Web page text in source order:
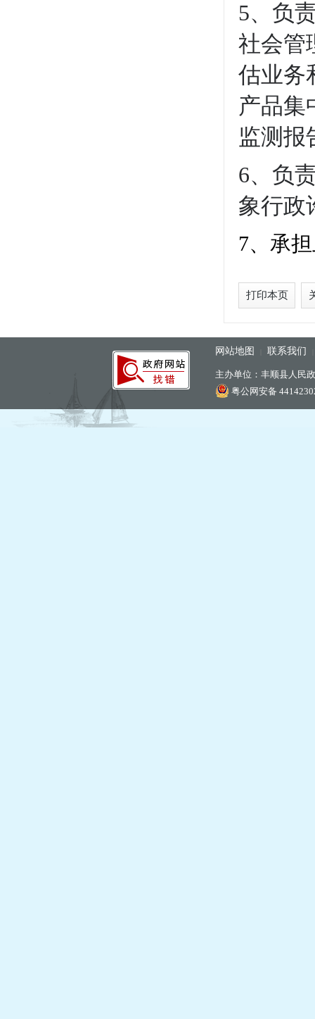
5、负
社会管
估业务
产品集
监测报
6、负
象行政
7、承
打印本页
网站地图 联系我们
主办单位：丰顺县人民
粤公网安备